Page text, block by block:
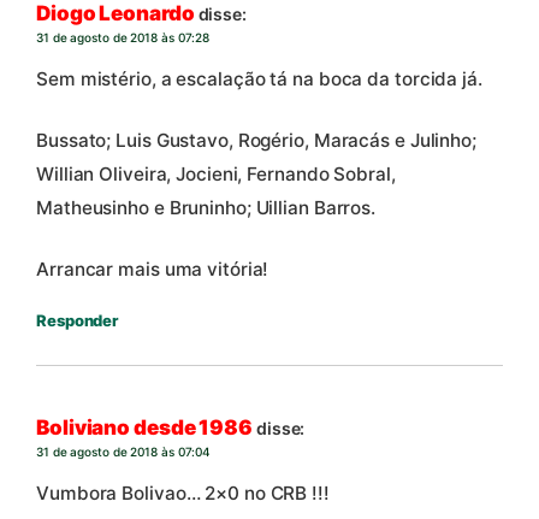
Diogo Leonardo disse:
31 de agosto de 2018 às 07:28
Sem mistério, a escalação tá na boca da torcida já.
Bussato; Luis Gustavo, Rogério, Maracás e Julinho;
Willian Oliveira, Jocieni, Fernando Sobral,
Matheusinho e Bruninho; Uillian Barros.
Arrancar mais uma vitória!
Responder
Boliviano desde 1986 disse:
31 de agosto de 2018 às 07:04
Vumbora Bolivao… 2×0 no CRB !!!